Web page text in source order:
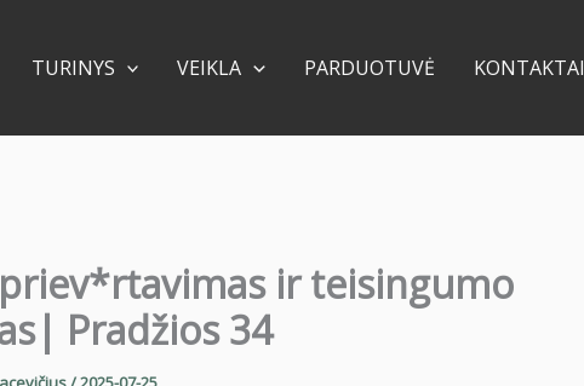
TURINYS VEIKLA PARDUOTUVĖ KONTAKTAI
ir teisingumo
Pradžios 34